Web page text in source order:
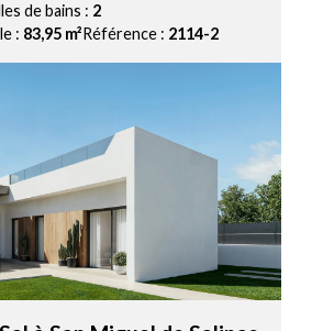
de bains : 2
: 83,95 m²Référence : 2114-2